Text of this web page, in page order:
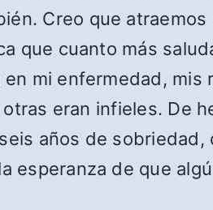
Creo que atraemos
que cuanto más
mi enfermedad, mis
eran infieles. De
años de sobriedad,
esperanza de que